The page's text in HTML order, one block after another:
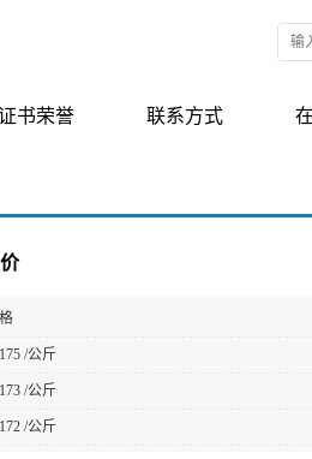
书荣誉 联系方式
175 /公斤
173 /公斤
172 /公斤